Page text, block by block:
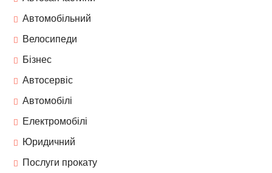
Автомобільний
Велосипеди
Бізнес
Автосервіс
Автомобілі
Електромобілі
Юридичний
Послуги прокату